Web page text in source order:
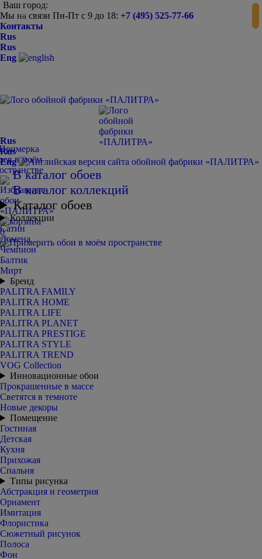
Ваш город:
Мы на связи Пн-Пт с 9 до 18: +7 (495) 525-77-66
Контакты
Rus
Rus
Eng
0
Rus
Rus
Eng
В каталог обоев
В каталог коллекций
Каталог обоев
Коллекции
Сатин
Домена
Чемпион
Балтик
Мирт
Бренд
PALITRA FAMILY
PALITRA HOME
PALITRA LIFE
PALITRA PLANET
PALITRA PRESTIGE
PALITRA STYLE
PALITRA TREND
VOG Collection
Инновационные обои
Прокрашенные в массе
Светятся в темноте
Новые декоры
Помещение
Гостиная
Детская
Кухня
Прихожая
Спальня
Типы рисунка
Абстракция и геометрия
Орнамент
Имитация
Флористика
Сюжетный рисунок
Полоса
Фон
-